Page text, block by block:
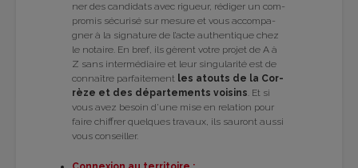
ner des can­di­dats avec rigueur, rédi­ger un com­
pro­mis sécu­risé sur mesure et vous accom­pa­
gner à la signa­ture de l’acte authen­tique chez
le notaire. En bref, ils gèrent votre pro­jet de A à
Z sans inter­mé­diaire et leur sin­gu­la­rité est de
connaître par­fai­te­ment les atouts de la Cor­
rèze et des dépar­te­ments voi­sins. Et si
vous avez besoin d’une mise en rela­tion pour
faire chif­frer quelques tra­vaux, ils sau­ront aussi
vous conseiller.